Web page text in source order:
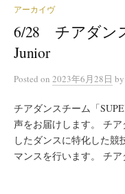
アーカイヴ
6/28 チアダン
Junior
Posted on 2023年6月28日 by
チアダンスチーム「
声をお届けします。 チ
したダンスに特化した
マンスを行います。 チ